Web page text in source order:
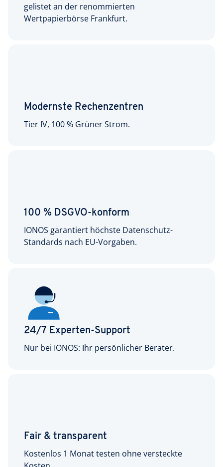
gelistet an der renommierten
Wertpapierbörse Frankfurt.
Modernste Rechenzentren
Tier IV, 100 % Grüner Strom.
100 % DSGVO-konform
IONOS garantiert höchste Datenschutz-
Standards nach EU-Vorgaben.
24/7 Experten-Support
Nur bei IONOS: Ihr persönlicher Berater.
Fair & transparent
Kostenlos 1 Monat testen ohne versteckte